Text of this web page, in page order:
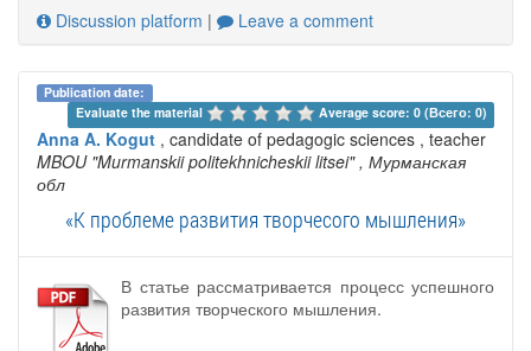
Discussion platform | Leave a comment
Publication date:
Evaluate the material
Average score: 0 (Всего: 0)
Anna A. Kogut , candidate of pedagogic sciences , teacher
MBOU "Murmanskii politekhnicheskii litsei" , Мурманская
обл
«К проблеме развития творчесого мышления»
В статье рассматривается процесс успешного
развития творческого мышления.